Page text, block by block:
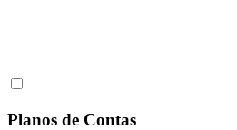
Planos de Contas